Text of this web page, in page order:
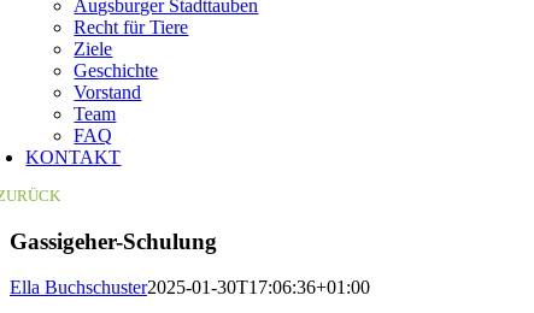
Augsburger Stadttauben
Recht für Tiere
Ziele
Geschichte
Vorstand
Team
FAQ
KONTAKT
Gassigeher-Schulung
Ella Buchschuster2025-01-30T17:06:36+01:00